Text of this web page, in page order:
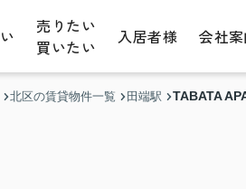
売りたい
買いたい
入居者様 会社案
北区の賃貸物件一覧 田端駅 TABATA